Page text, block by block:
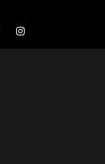
Instagram